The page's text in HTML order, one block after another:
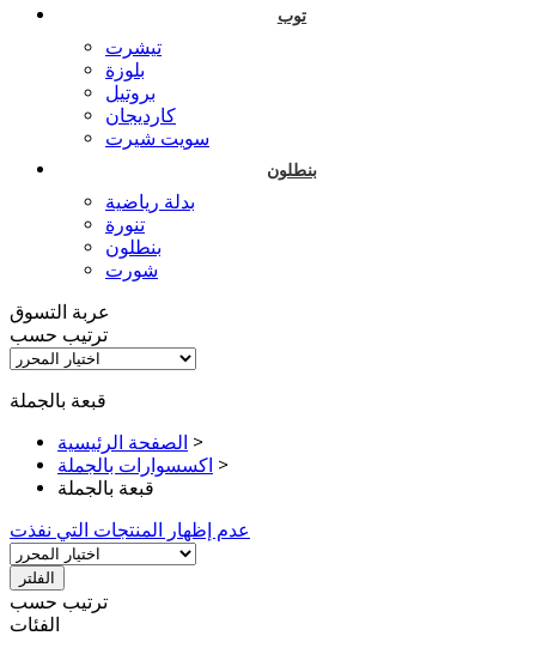
توب
تيشرت
بلوزة
بروتيل
كارديجان
سويت شيرت
بنطلون
بدلة رياضية
تنورة
بنطلون
شورت
عربة التسوق
ترتيب حسب
قبعة بالجملة
الصفحة الرئيسية >
اكسسوارات بالجملة >
قبعة بالجملة
عدم إظهار المنتجات التي نفذت
الفلتر
ترتيب حسب
الفئات